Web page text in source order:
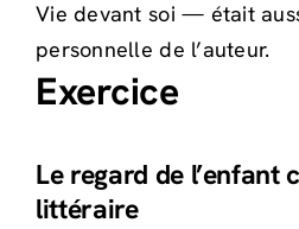
Vie devant soi — était
personnelle de l’auteur.
Exercice
Le regard de l’enfant
littéraire